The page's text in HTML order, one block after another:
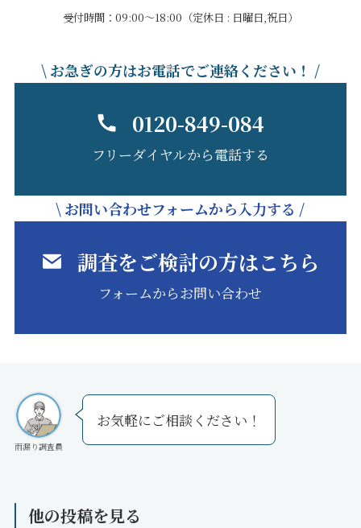
受付時間：09:00～18:00（定休日 : 日曜日,祝日）
\ お急ぎの方はお電話でご連絡ください！ /
0120-849-084
フリーダイヤルから電話する
\ お問い合わせフォームから入力する /
調査をご検討の方はこちら
フォームからお問い合わせ
雨漏り調査員
お気軽にご相談ください！
他の投稿を見る